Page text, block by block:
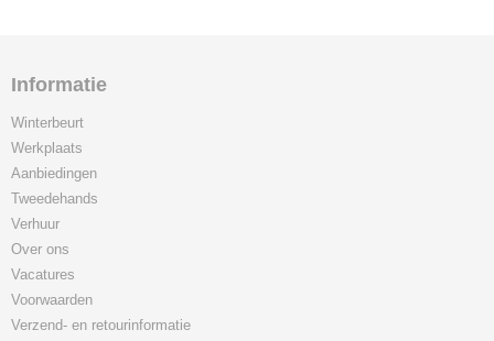
Informatie
Winterbeurt
Werkplaats
Aanbiedingen
Tweedehands
Verhuur
Over ons
Vacatures
Voorwaarden
Verzend- en retourinformatie